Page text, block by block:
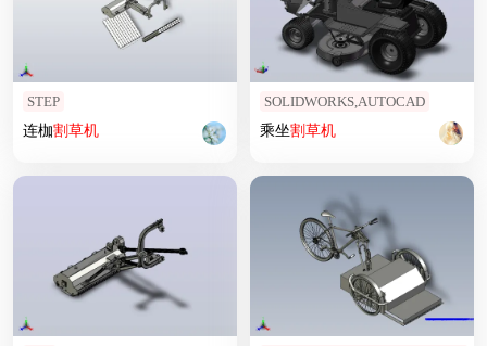
STEP
连枷割草机
SOLIDWORKS,AUTOCAD
乘坐割草机